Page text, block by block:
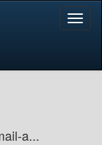
a...